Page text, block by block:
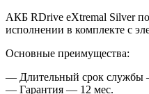
АКБ RDrive eXtremal Silver
исполнении в комплекте с
Основные преимущества:
— Длительный срок службы
— Гарантия — 12 мес.